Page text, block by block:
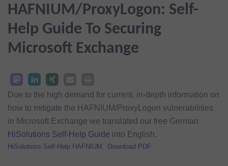
HAFNIUM/ProxyLogon: Self-
Help Guide To Securing
Microsoft Exchange
Due to the high demand for current, in-depth information on
how to mitigate the HAFNIUM/ProxyLogon vulnerabilities
in Microsoft Exchange we translated our free German
HiSolutions Self-Help Guide into English.
HiSolutions Self-Help HAFNIUM Download PDF